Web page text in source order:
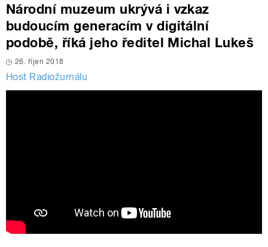
Národní muzeum ukrývá i vzkaz
budoucím generacím v digitální
podobě, říká jeho ředitel Michal Lukeš
26. říjen 2018
Host Radiožurnálu